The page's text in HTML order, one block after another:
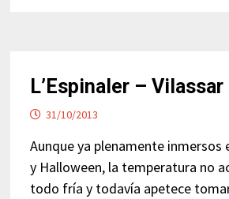
L’Espinaler –
31/10/2013
Aunque ya plenamente inmersos
y Halloween, la temperatura no
todo fría y todavía apetece